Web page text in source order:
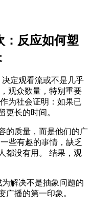
：反应如何塑
定观看流或不是几乎
观众数量，特别重要
为社会证明：如果已
更长的时间。
的质量，而是他们的广
些有趣的事情，缺乏
都没有用。 结果，观
解决不是抽象问题的
播的第一印象。